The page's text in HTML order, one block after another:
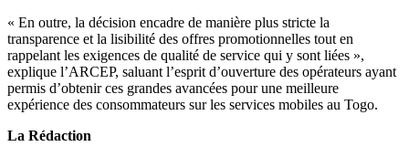
« En outre, la décision encadre de manière plus stricte la
transparence et la lisibilité des offres promotionnelles tout en
rappelant les exigences de qualité de service qui y sont liées »,
explique l’ARCEP, saluant l’esprit d’ouverture des opérateurs ayant
permis d’obtenir ces grandes avancées pour une meilleure
expérience des consommateurs sur les services mobiles au Togo.
La Rédaction